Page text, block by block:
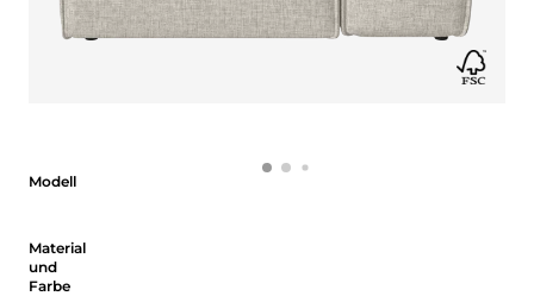
Modell
Material
und
Farbe